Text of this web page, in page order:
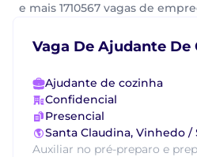
e mais 1710567 vagas de
Vaga De Ajudante De
Ajudante de cozinha
Confidencial
Presencial
Santa Claudina, Vinhedo /
Auxiliar no pré-preparo e